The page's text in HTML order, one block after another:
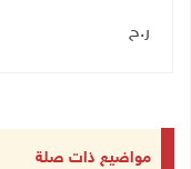
ر.ح
مواضيع ذات صلة